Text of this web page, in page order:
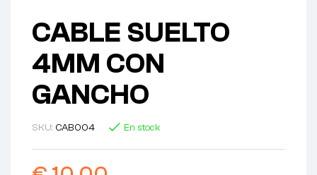
CABLE SUELTO
4MM CON
GANCHO
SKU: CAB004 En stock